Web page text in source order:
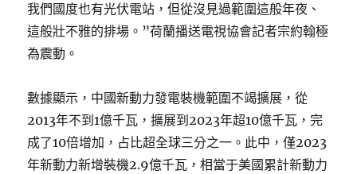
我們國度也有光伏電站，但從沒見過範圍這般年夜、
這般壯不雅的排場。”荷蘭播送電視協會記者宗約翰極
為震動。
數據顯示，中國新動力發電裝機範圍不竭擴展，從
2013年不到1億千瓦，擴展到2023年超10億千瓦，完
成了10倍增加，占比超全球三分之一。此中，僅2023
年新動力新增裝機2.9億千瓦，相當于美國累計新動力